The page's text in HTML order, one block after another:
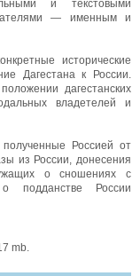
и текстовыми
— именным и
исторические
Дагестана к России.
дагестанских
владетелей и
Россией от
из России, донесения
о сношениях с
подданстве России
mb.